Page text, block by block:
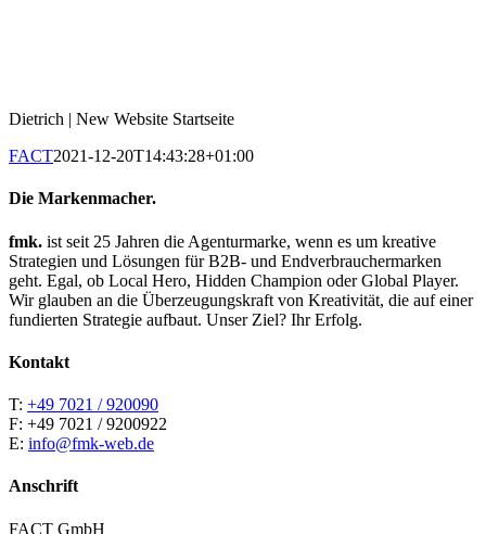
Dietrich | New Website Startseite
FACT2021-12-20T14:43:28+01:00
Die Markenmacher.
fmk. ist seit 25 Jahren die Agenturmarke, wenn es um kreative
Strategien und Lösungen für B2B- und Endverbrauchermarken
geht. Egal, ob Local Hero, Hidden Champion oder Global Player.
Wir glauben an die Überzeugungskraft von Kreativität, die auf einer
fundierten Strategie aufbaut. Unser Ziel? Ihr Erfolg.
Kontakt
T: +49 7021 / 920090
F: +49 7021 / 9200922
E: info@fmk-web.de
Anschrift
FACT GmbH